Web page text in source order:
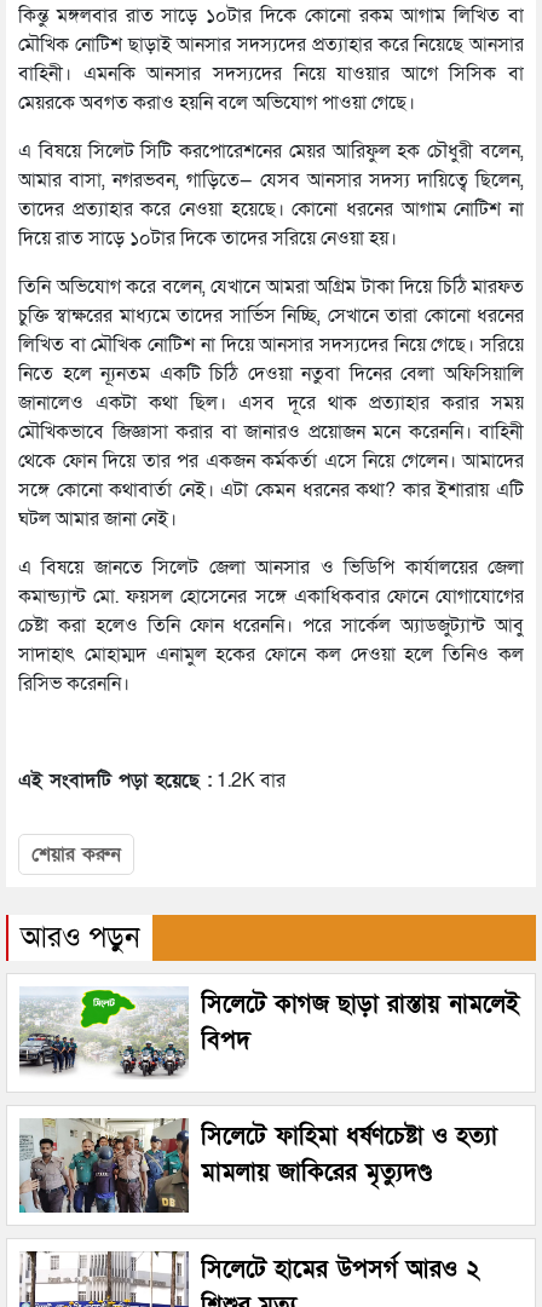
কিন্তু মঙ্গলবার রাত সাড়ে ১০টার দিকে কোনো রকম আগাম লিখিত বা
মৌখিক নোটিশ ছাড়াই আনসার সদস্যদের প্রত্যাহার করে নিয়েছে আনসার
বাহিনী। এমনকি আনসার সদস্যদের নিয়ে যাওয়ার আগে সিসিক বা
মেয়রকে অবগত করাও হয়নি বলে অভিযোগ পাওয়া গেছে।
এ বিষয়ে সিলেট সিটি করপোরেশনের মেয়র আরিফুল হক চৌধুরী বলেন,
আমার বাসা, নগরভবন, গাড়িতে— যেসব আনসার সদস্য দায়িত্বে ছিলেন,
তাদের প্রত্যাহার করে নেওয়া হয়েছে। কোনো ধরনের আগাম নোটিশ না
দিয়ে রাত সাড়ে ১০টার দিকে তাদের সরিয়ে নেওয়া হয়।
তিনি অভিযোগ করে বলেন, যেখানে আমরা অগ্রিম টাকা দিয়ে চিঠি মারফত
চুক্তি স্বাক্ষরের মাধ্যমে তাদের সার্ভিস নিচ্ছি, সেখানে তারা কোনো ধরনের
লিখিত বা মৌখিক নোটিশ না দিয়ে আনসার সদস্যদের নিয়ে গেছে। সরিয়ে
নিতে হলে ন্যূনতম একটি চিঠি দেওয়া নতুবা দিনের বেলা অফিসিয়ালি
জানালেও একটা কথা ছিল। এসব দূরে থাক প্রত্যাহার করার সময়
মৌখিকভাবে জিজ্ঞাসা করার বা জানারও প্রয়োজন মনে করেননি। বাহিনী
থেকে ফোন দিয়ে তার পর একজন কর্মকর্তা এসে নিয়ে গেলেন। আমাদের
সঙ্গে কোনো কথাবার্তা নেই। এটা কেমন ধরনের কথা? কার ইশারায় এটি
ঘটল আমার জানা নেই।
এ বিষয়ে জানতে সিলেট জেলা আনসার ও ভিডিপি কার্যালয়ের জেলা
কমান্ড্যান্ট মো. ফয়সল হোসেনের সঙ্গে একাধিকবার ফোনে যোগাযোগের
চেষ্টা করা হলেও তিনি ফোন ধরেননি। পরে সার্কেল অ্যাডজুট্যান্ট আবু
সাদাহাৎ মোহাম্মদ এনামুল হকের ফোনে কল দেওয়া হলে তিনিও কল
রিসিভ করেননি।
এই সংবাদটি পড়া হয়েছে : 1.2K বার
শেয়ার করুন
আরও পড়ুন
সিলেটে কাগজ ছাড়া রাস্তায় নামলেই
বিপদ
সিলেটে ফাহিমা ধর্ষণচেষ্টা ও হত্যা
মামলায় জাকিরের মৃত্যুদণ্ড
সিলেটে হামের উপসর্গ আরও ২